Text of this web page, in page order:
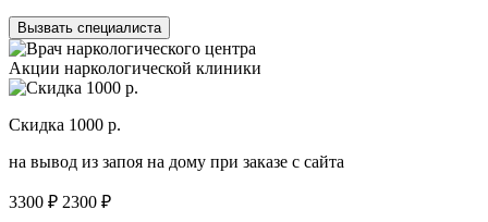
Вызвать специалиста
Акции наркологической клиники
Скидка 1000 р.
на вывод из запоя на дому при заказе с сайта
3300 ₽ 2300 ₽